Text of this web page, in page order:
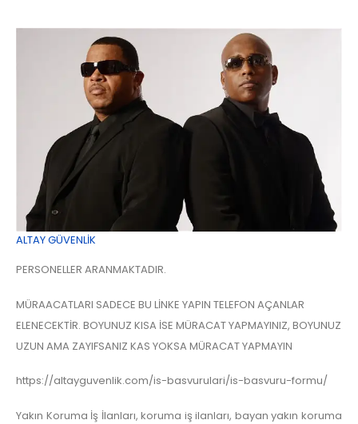
ALTAY GÜVENLİK
PERSONELLER ARANMAKTADIR.
MÜRAACATLARI SADECE BU LİNKE YAPIN TELEFON AÇANLAR
ELENECEKTİR. BOYUNUZ KISA İSE MÜRACAT YAPMAYINIZ, BOYUNUZ
UZUN AMA ZAYIFSANIZ KAS YOKSA MÜRACAT YAPMAYIN
https://altayguvenlik.com/is-basvurulari/is-basvuru-formu/
Yakın Koruma İş İlanları, koruma iş ilanları, bayan yakın koruma